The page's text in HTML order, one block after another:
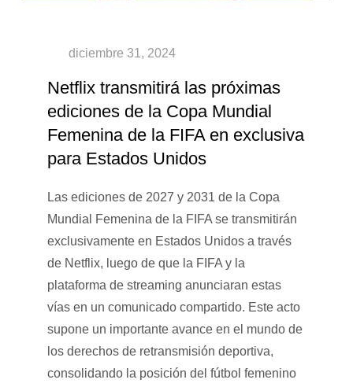
Netflix transmitirá las próximas
ediciones de la Copa Mundial
Femenina de la FIFA en exclusiva
para Estados Unidos
Las ediciones de 2027 y 2031 de la Copa
Mundial Femenina de la FIFA se transmitirán
exclusivamente en Estados Unidos a través
de Netflix, luego de que la FIFA y la
plataforma de streaming anunciaran estas
vías en un comunicado compartido. Este acto
supone un importante avance en el mundo de
los derechos de retransmisión deportiva,
consolidando la posición del fútbol femenino